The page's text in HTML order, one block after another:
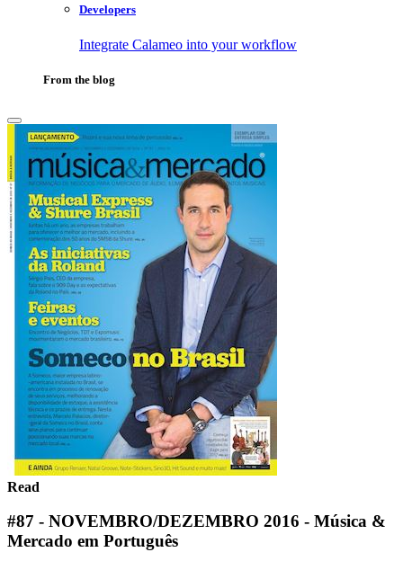
Developers
Integrate Calameo into your workflow
From the blog
Read
#87 - NOVEMBRO/DEZEMBRO 2016 - Música &
Mercado em Português